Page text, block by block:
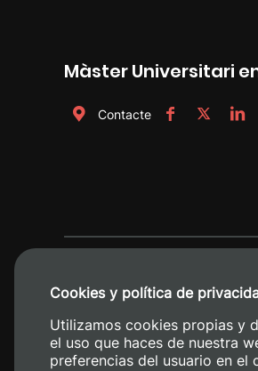
Màster Universitari
Contacte
Cookies y política de
Utilizamos cookies propias y
el uso que haces de nuestra
preferencias del usuario en el